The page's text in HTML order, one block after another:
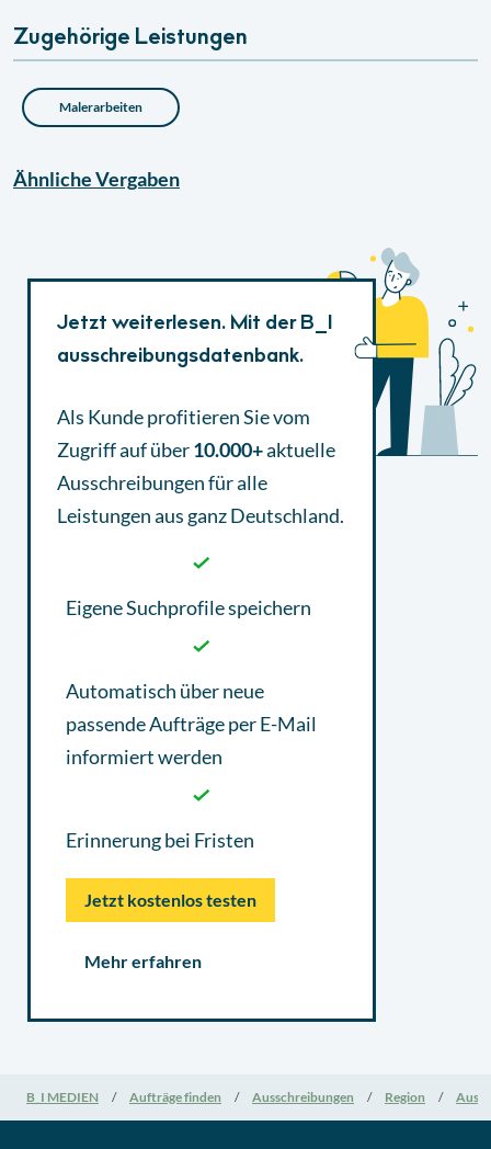
Zugehörige Leistungen
Malerarbeiten
ÄhnlicheVergaben
Jetzt weiterlesen. Mit der B_I
ausschreibungsdatenbank.
Als Kunde profitieren Sie vom
Zugriff auf über10.000+aktuelle
Ausschreibungenfür alle
Leistungen aus ganz Deutschland.
Eigene Suchprofile speichern
Automatisch über neue
passende Aufträge per E-Mail
informiert werden
Erinnerung bei Fristen
Jetzt kostenlos testen
Mehr erfahren
B_I MEDIEN Aufträge finden Ausschreibungen Region